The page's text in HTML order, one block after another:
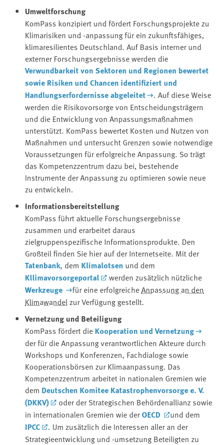
Umweltforschung
KomPass konzipiert und fördert Forschungsprojekte zu
Klimarisiken und -anpassung für ein zukunftsfähiges,
klimaresilientes Deutschland. Auf Basis interner und
externer Forschungsergebnisse werden die
Verwundbarkeit von Sektoren und Regionen bewertet
sowie Risiken und Chancen identifiziert und
Handlungserfordernisse abgeleitet
. Auf diese Weise
werden die Risikovorsorge von Entscheidungsträgern
und die Entwicklung von Anpassungsmaßnahmen
unterstützt. KomPass bewertet Kosten und Nutzen von
Maßnahmen und untersucht Grenzen sowie notwendige
Voraussetzungen für erfolgreiche Anpassung. So trägt
das Kompetenzzentrum dazu bei, bestehende
Instrumente der Anpassung zu optimieren sowie neue
zu entwickeln.
Informationsbereitstellung
KomPass führt aktuelle Forschungsergebnisse
zusammen und erarbeitet daraus
zielgruppenspezifische Informationsprodukte. Den
Großteil finden Sie hier auf der Internetseite. Mit der
Tatenbank, dem Klimalotsen und dem
Kllimavorsorgeportal werden zusätzlich nützliche
Werkzeuge für eine erfolgreicheAnpassung an den
Klimawandel zur Verfügung gestellt.
Vernetzung und Beteiligung
KomPass fördert die Kooperation und Vernetzung
der für die Anpassung verantwortlichen Akteure durch
Workshops und Konferenzen, Fachdialoge sowie
Kooperationsbörsen zur Klimaanpassung. Das
Kompetenzzentrum arbeitet in nationalen Gremien wie
dem Deutschen Komitee Katastrophenvorsorge e. V.
(DKKV)
oder der Strategischen Behördenallianz sowie
in internationalen Gremien wie derOECD und dem
IPCC
. Um zusätzlich die Interessen aller an der
Strategieentwicklung und -umsetzung Beteiligten zu